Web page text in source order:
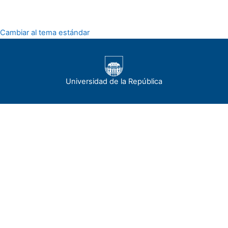
Cambiar al tema estándar
Universidad de la República